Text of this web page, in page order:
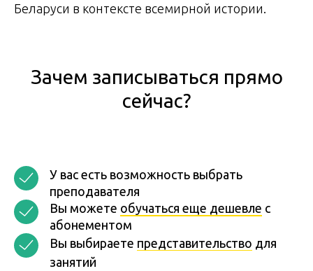
Беларуси в контексте всемирной истории.
Зачем записываться прямо
сейчас?
У вас есть возможность выбрать
преподавателя
Вы можете обучаться еще дешевле с
абонементом
Вы выбираете представительство для
занятий